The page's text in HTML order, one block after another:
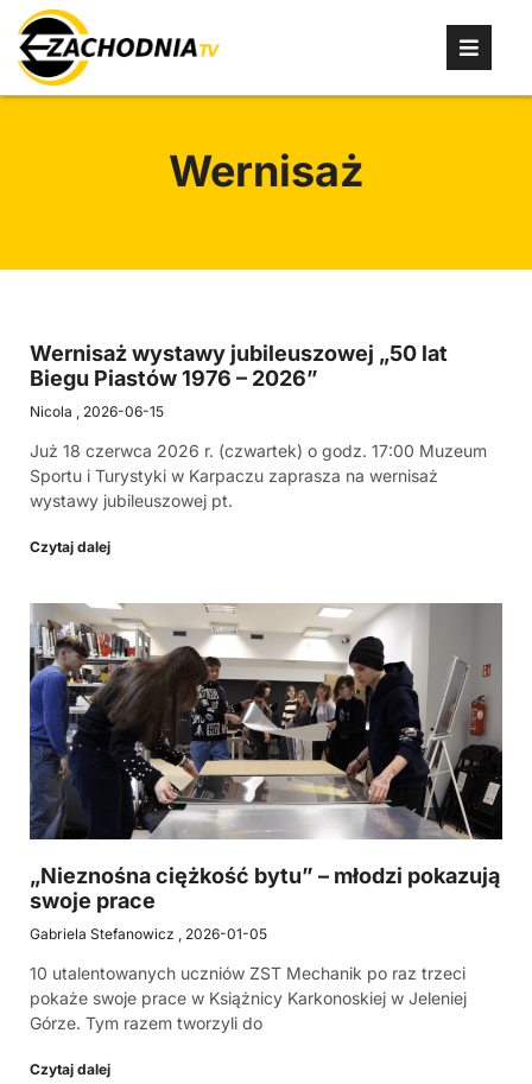
Wernisaż
Wernisaż wystawy jubileuszowej „50 lat
Biegu Piastów 1976 – 2026”
Nicola 2026-06-15
Już 18 czerwca 2026 r. (czwartek) o godz. 17:00 Muzeum
Sportu i Turystyki w Karpaczu zaprasza na wernisaż
wystawy jubileuszowej pt.
Czytaj dalej
„Nieznośna ciężkość bytu” – młodzi pokazują
swoje prace
Gabriela Stefanowicz 2026-01-05
10 utalentowanych uczniów ZST Mechanik po raz trzeci
pokaże swoje prace w Książnicy Karkonoskiej w Jeleniej
Górze. Tym razem tworzyli do
Czytaj dalej